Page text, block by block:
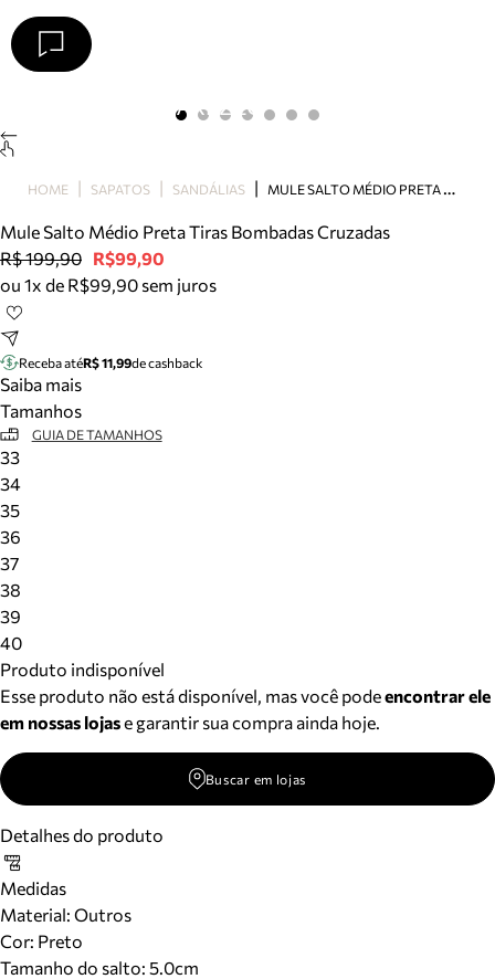
Papete
Scarpin
Mocassim
Bolsa
Tênis
Mule
Rasteira
Precisa de ajuda?
Arezzo
HOME SAPATOS SANDÁLIAS M
ULE SALTO MÉDIO PRETA TIRAS BOMBADAS CRUZADAS
Mule Salto Médio Preta Tiras Bombadas Cruzadas
R$ 199,90 R$99,90
ou 1x de R$99,90 sem juros
Receba atéR$ 11,99de cashback
Saiba mais
Tamanhos
GUIA DE TAMANHOS
33
34
35
36
37
38
39
40
Produto indisponível
Esse produto não está disponível, mas você podeencontrar ele
em nossas lojase garantir sua compra ainda hoje.
Buscar em lojas
Detalhes do produto
Medidas
Material: Outros
Cor: Preto
Tamanho do salto: 5.0cm